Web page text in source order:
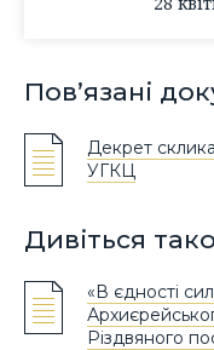
Пов’язані
Декрет
УГКЦ
Дивіться
«В єдності
Різдвяного